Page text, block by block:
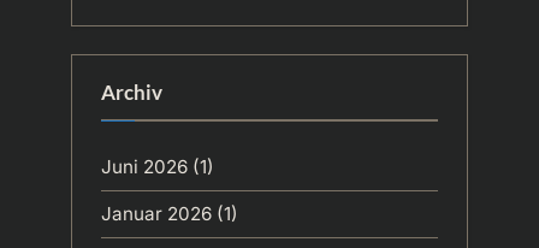
Archiv
Juni 2026 (1)
Januar 2026 (1)